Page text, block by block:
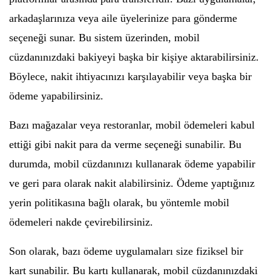
arkadaşlarınıza veya aile üyelerinize para gönderme
seçeneği sunar. Bu sistem üzerinden, mobil
cüzdanınızdaki bakiyeyi başka bir kişiye aktarabilirsiniz.
Böylece, nakit ihtiyacınızı karşılayabilir veya başka bir
ödeme yapabilirsiniz.
Bazı mağazalar veya restoranlar, mobil ödemeleri kabul
ettiği gibi nakit para da verme seçeneği sunabilir. Bu
durumda, mobil cüzdanınızı kullanarak ödeme yapabilir
ve geri para olarak nakit alabilirsiniz. Ödeme yaptığınız
yerin politikasına bağlı olarak, bu yöntemle mobil
ödemeleri nakde çevirebilirsiniz.
Son olarak, bazı ödeme uygulamaları size fiziksel bir
kart sunabilir. Bu kartı kullanarak, mobil cüzdanınızdaki